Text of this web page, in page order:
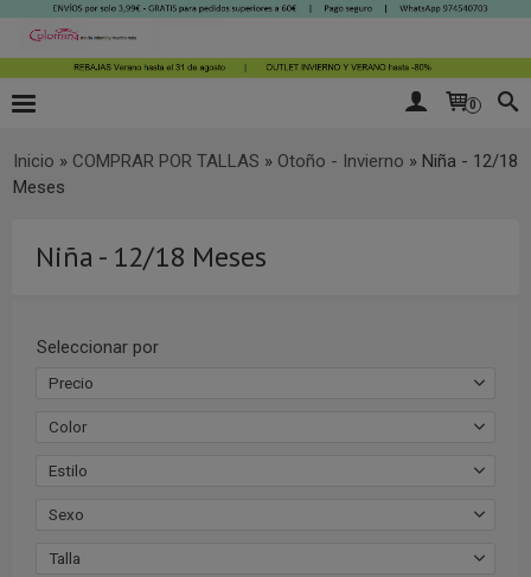
0
Inicio » COMPRAR POR TALLAS » Otoño - Invierno » Niña - 12/18
Meses
Niña - 12/18 Meses
Seleccionar por
Precio
Color
Estilo
Sexo
Talla